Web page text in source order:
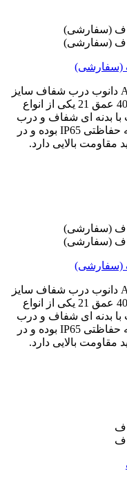
خرید و لیست قیمت باکس تابلو برق ABS دانوب درب شفاف سایز
21*60*40 : تابلو برق یا باکس دانوب 60*40 عمق 21 یکی از انواع
با بدنه ای شفاف و درب
همرنگ دارای گواهینامه استاندارد و درجه حفاظتی IP65 بوده و در
خرید و لیست قیمت باکس تابلو برق ABS دانوب درب شفاف سایز
21*50*40 : تابلو برق یا باکس دانوب 50*40 عمق 21 یکی از انواع
با بدنه ای شفاف و درب
همرنگ دارای گواهینامه استاندارد و درجه حفاظتی IP65 بوده و در